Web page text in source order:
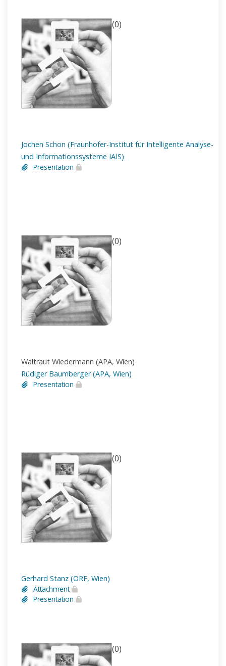
(0)
Jochen Schon (Fraunhofer-Institut für Intelligente Analyse-
und Informationssysteme IAIS)
Presentation
(0)
Waltraut Wiedermann (APA, Wien)
Rüdiger Baumberger (APA, Wien)
Presentation
(0)
Gerhard Stanz (ORF, Wien)
Attachment
Presentation
(0)